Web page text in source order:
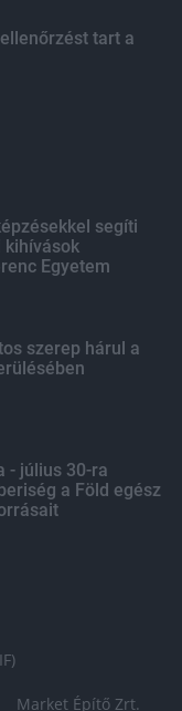
tart a
segíti
kihívások
Egyetem
szerep hárul a
- július 30-ra
a Föld egész
Market Építő Zrt.